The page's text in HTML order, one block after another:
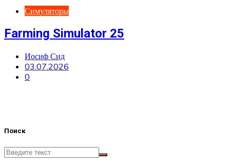
Симуляторы
Farming Simulator 25
Иосиф Сид
03.07.2026
0
Поиск